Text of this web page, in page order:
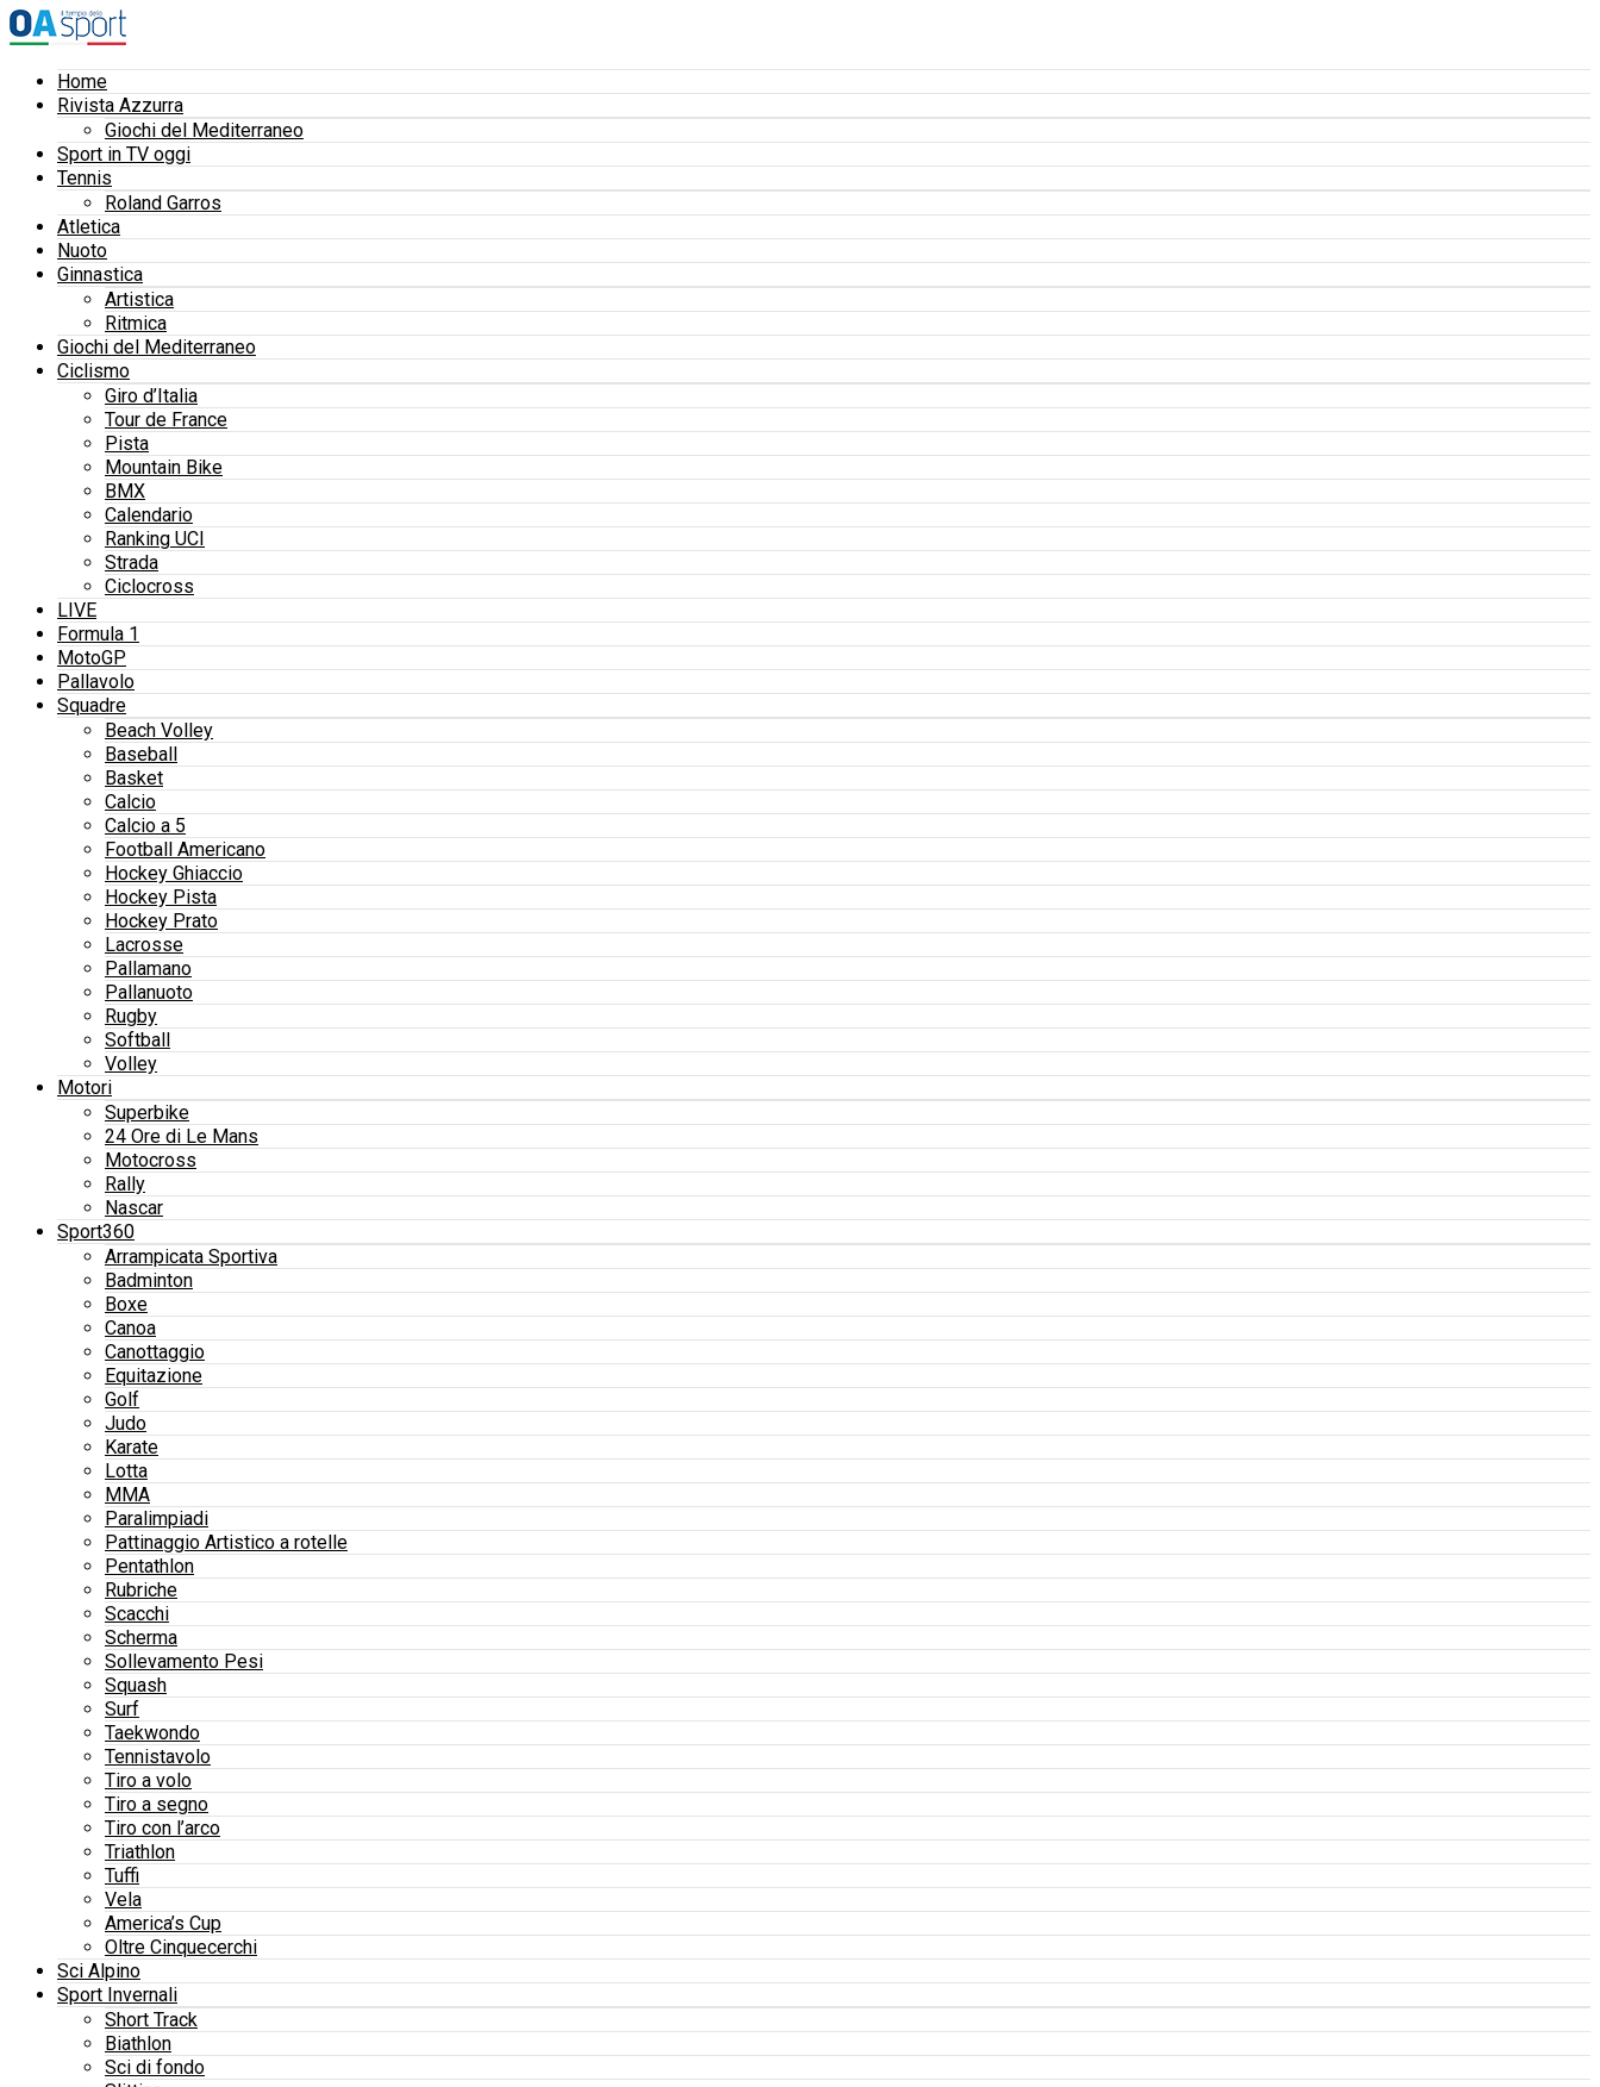
Home
Rivista Azzurra
Giochi del Mediterraneo
Sport in TV oggi
Tennis
Roland Garros
Atletica
Nuoto
Ginnastica
Artistica
Ritmica
Giochi del Mediterraneo
Ciclismo
Giro d’Italia
Tour de France
Pista
Mountain Bike
BMX
Calendario
Ranking UCI
Strada
Ciclocross
LIVE
Formula 1
MotoGP
Pallavolo
Squadre
Beach Volley
Baseball
Basket
Calcio
Calcio a 5
Football Americano
Hockey Ghiaccio
Hockey Pista
Hockey Prato
Lacrosse
Pallamano
Pallanuoto
Rugby
Softball
Volley
Motori
Superbike
24 Ore di Le Mans
Motocross
Rally
Nascar
Sport360
Arrampicata Sportiva
Badminton
Boxe
Canoa
Canottaggio
Equitazione
Golf
Judo
Karate
Lotta
MMA
Paralimpiadi
Pattinaggio Artistico a rotelle
Pentathlon
Rubriche
Scacchi
Scherma
Sollevamento Pesi
Squash
Surf
Taekwondo
Tennistavolo
Tiro a volo
Tiro a segno
Tiro con l’arco
Triathlon
Tuffi
Vela
America’s Cup
Oltre Cinquecerchi
Sci Alpino
Sport Invernali
Short Track
Biathlon
Sci di fondo